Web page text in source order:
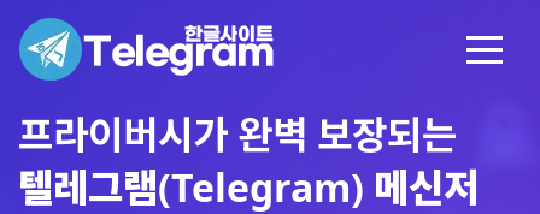
프라이버시가 완벽 보장되는
텔레그램(Telegram) 메신저